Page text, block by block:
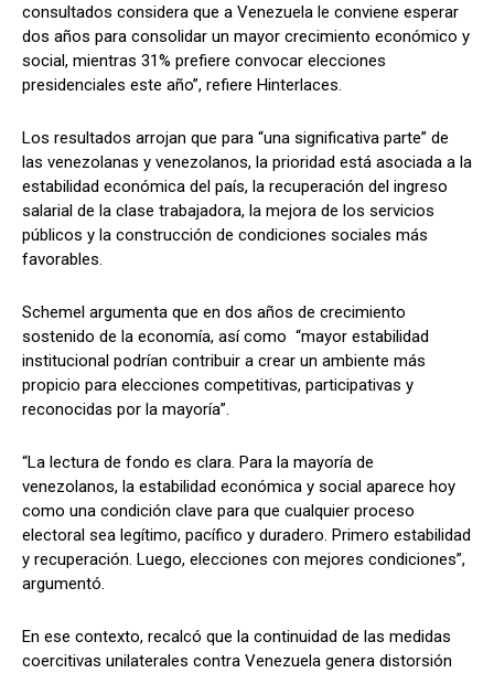
consultados considera que a Venezuela le conviene esperar
dos años para consolidar un mayor crecimiento económico y
social, mientras 31% prefiere convocar elecciones
presidenciales este año”, refiere Hinterlaces.
Los resultados arrojan que para “una significativa parte” de
las venezolanas y venezolanos, la prioridad está asociada a la
estabilidad económica del país, la recuperación del ingreso
salarial de la clase trabajadora, la mejora de los servicios
públicos y la construcción de condiciones sociales más
favorables.
Schemel argumenta que en dos años de crecimiento
sostenido de la economía, así como “mayor estabilidad
institucional podrían contribuir a crear un ambiente más
propicio para elecciones competitivas, participativas y
reconocidas por la mayoría”.
“La lectura de fondo es clara. Para la mayoría de
venezolanos, la estabilidad económica y social aparece hoy
como una condición clave para que cualquier proceso
electoral sea legítimo, pacífico y duradero. Primero estabilidad
y recuperación. Luego, elecciones con mejores condiciones”,
argumentó.
En ese contexto, recalcó que la continuidad de las medidas
coercitivas unilaterales contra Venezuela genera distorsión